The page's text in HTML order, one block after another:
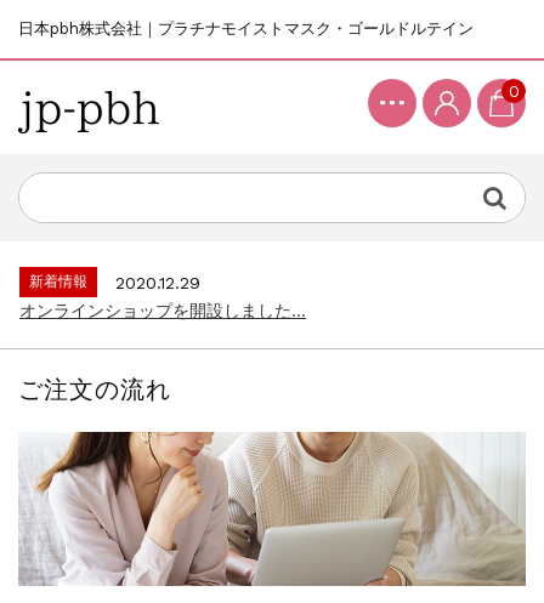
日本pbh株式会社｜プラチナモイストマスク・ゴールドルテイン
0
新着情報
2020.12.29
オンラインショップを開設しました...
ご注文の流れ